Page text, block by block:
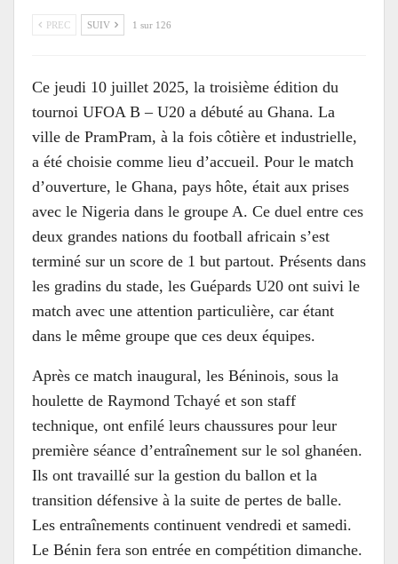
PREC SUIV 1 sur 126
Ce jeudi 10 juillet 2025, la troisième édition du
tournoi UFOA B – U20 a débuté au Ghana. La
ville de PramPram, à la fois côtière et industrielle,
a été choisie comme lieu d’accueil. Pour le match
d’ouverture, le Ghana, pays hôte, était aux prises
avec le Nigeria dans le groupe A. Ce duel entre ces
deux grandes nations du football africain s’est
terminé sur un score de 1 but partout. Présents dans
les gradins du stade, les Guépards U20 ont suivi le
match avec une attention particulière, car étant
dans le même groupe que ces deux équipes.
Après ce match inaugural, les Béninois, sous la
houlette de Raymond Tchayé et son staff
technique, ont enfilé leurs chaussures pour leur
première séance d’entraînement sur le sol ghanéen.
Ils ont travaillé sur la gestion du ballon et la
transition défensive à la suite de pertes de balle.
Les entraînements continuent vendredi et samedi.
Le Bénin fera son entrée en compétition dimanche.